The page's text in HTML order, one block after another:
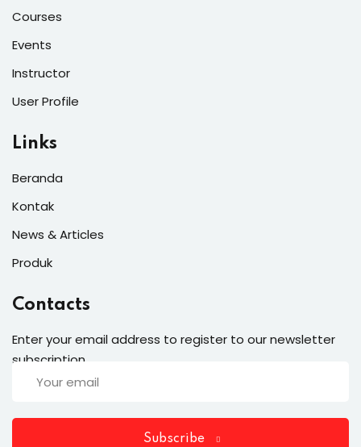
Courses
Events
Instructor
User Profile
Links
Beranda
Kontak
News & Articles
Produk
Contacts
Enter your email address to register to our newsletter
subscription
Subscribe